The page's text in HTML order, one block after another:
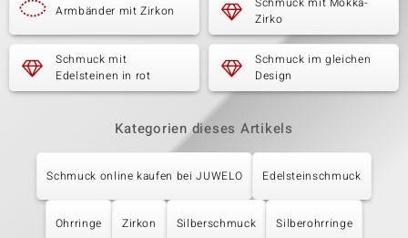
Armbänder mit Zirkon
Zirko
Schmuck mit
Edelsteinen in rot
Schmuck im gleichen
Design
Kategorien dieses Artikels
Schmuck online kaufen bei JUWELO Edelsteinschmuck
Ohrringe Zirkon Silberschmuck Silberohrringe